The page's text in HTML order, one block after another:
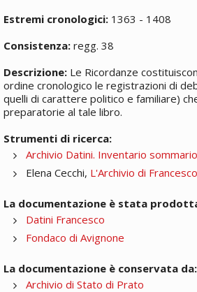
Estremi cronologici: 1363 - 1408
Consistenza: regg. 38
Descrizione: Le Ricordanze
ordine cronologico le registrazioni di
quelli di carattere politico e familiare)
preparatorie al tale libro.
Strumenti di ricerca:
Archivio Datini. Inventario sommario
Elena Cecchi, L'Archivio di
La documentazione è stata
Datini Francesco
Fondaco di Avignone
La documentazione è conservata da:
Archivio di Stato di Prato